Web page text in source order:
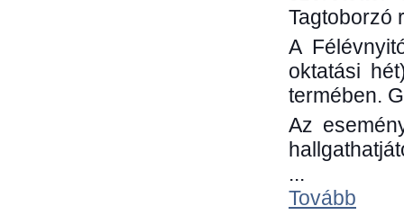
Tagtoborzó
A
oktatási
termében.
Az
...
Tovább